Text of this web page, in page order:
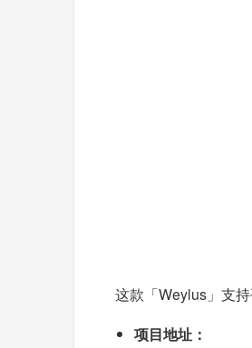
这款「Weylus」支
项目地址：